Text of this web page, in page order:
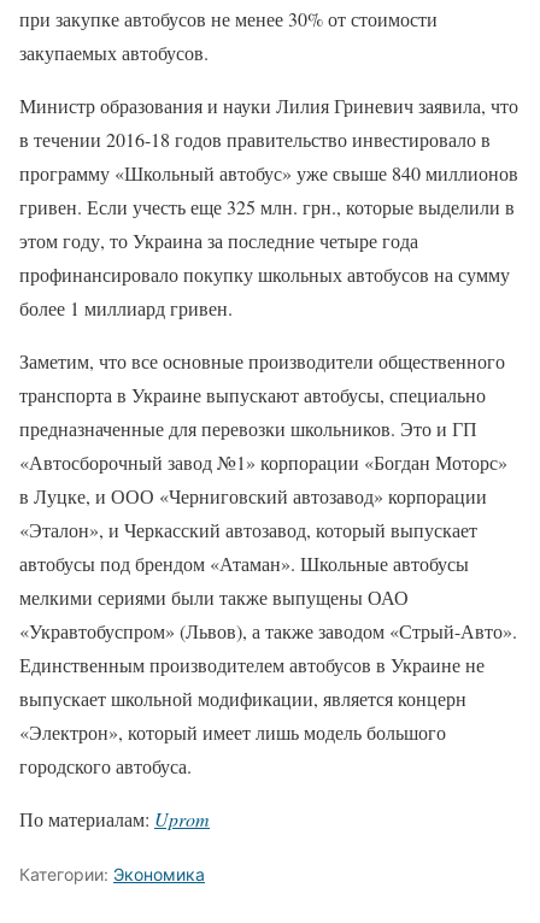
при закупке автобусов не менее 30% от стоимости
закупаемых автобусов.
Министр образования и науки Лилия Гриневич заявила, что
в течении 2016-18 годов правительство инвестировало в
программу «Школьный автобус» уже свыше 840 миллионов
гривен. Если учесть еще 325 млн. грн., которые выделили в
этом году, то Украина за последние четыре года
профинансировало покупку школьных автобусов на сумму
более 1 миллиард гривен.
Заметим, что все основные производители общественного
транспорта в Украине выпускают автобусы, специально
предназначенные для перевозки школьников. Это и ГП
«Автосборочный завод №1» корпорации «Богдан Моторс»
в Луцке, и ООО «Черниговский автозавод» корпорации
«Эталон», и Черкасский автозавод, который выпускает
автобусы под брендом «Атаман». Школьные автобусы
мелкими сериями были также выпущены ОАО
«Укравтобуспром» (Львов), а также заводом «Стрый-Авто».
Единственным производителем автобусов в Украине не
выпускает школьной модификации, является концерн
«Электрон», который имеет лишь модель большого
городского автобуса.
По материалам: Uprom
Категории: Экономика